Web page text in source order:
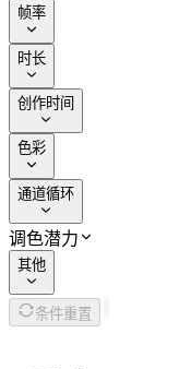
帧率
时长
创作时间
色彩
通道循环
调色潜力
其他
条件重置